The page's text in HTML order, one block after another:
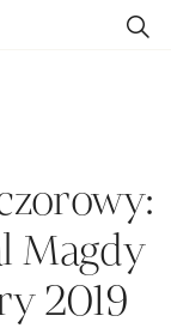
Magdy
2019